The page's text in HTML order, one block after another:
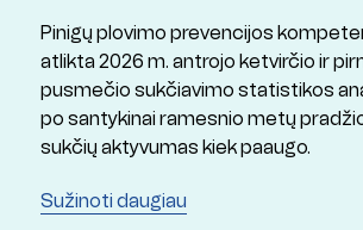
Pinigų plovimo prevencijos
atlikta 2026 m. antrojo ketvirčio ir
pusmečio sukčiavimo statistikos
po santykinai ramesnio metų
sukčių aktyvumas kiek paaugo.
Sužinoti daugiau